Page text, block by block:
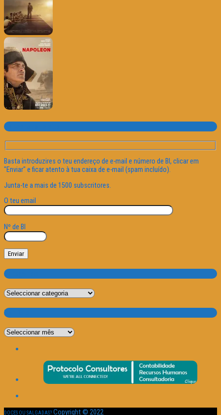
Subscrever o site
Basta introduzires o teu endereço de e-mail e número de BI, clicar em
"Enviar" e ficar atento à tua caixa de e-mail (spam incluído).
Junta-te a mais de 1500 subscritores.
O teu email
Nº de BI
Categorias
Categorias
Por Data
Por
DOCES OU SALGADAS? Copyright © 2022